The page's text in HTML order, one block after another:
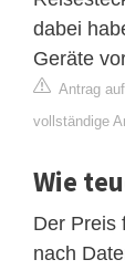
dabei
Geräte
Antrag
vollständige
Wie
Der Preis
nach